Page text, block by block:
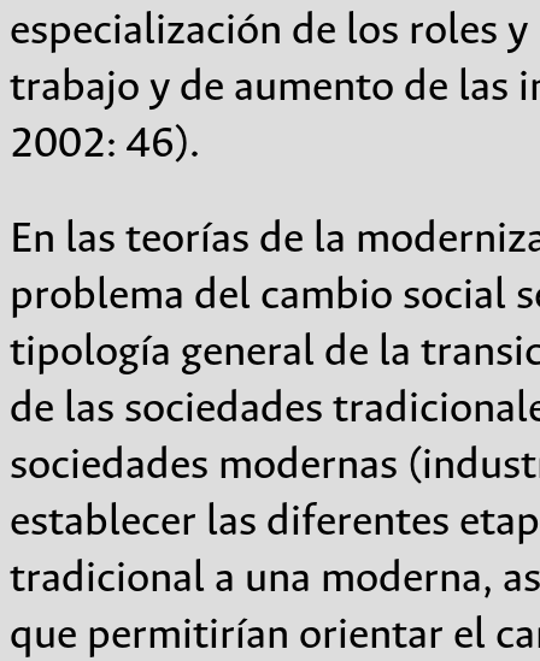
especialización de los roles
trabajo y de aumento de las
2002: 46).
En las teorías de la
problema del cambio social
tipología general de la
de las sociedades
sociedades modernas
establecer las diferentes
tradicional a una moderna,
que permitirían orientar el